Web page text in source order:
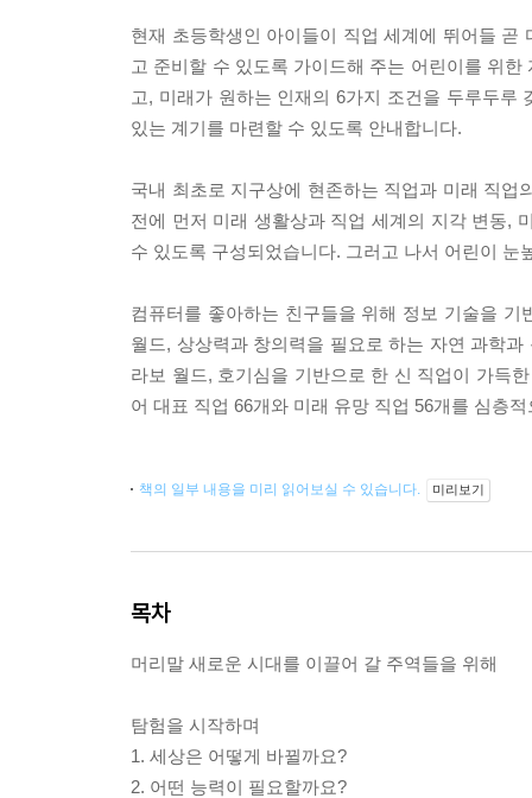
현재 초등학생인 아이들이 직업 세계에 뛰어들
고 준비할 수 있도록 가이드해 주는 어린이를 위
고, 미래가 원하는 인재의 6가지 조건을 두루두
있는 계기를 마련할 수 있도록 안내합니다.
국내 최초로 지구상에 현존하는 직업과 미래 직
전에 먼저 미래 생활상과 직업 세계의 지각 변동,
수 있도록 구성되었습니다. 그러고 나서 어린이
컴퓨터를 좋아하는 친구들을 위해 정보 기술을
월드, 상상력과 창의력을 필요로 하는 자연 과학
라보 월드, 호기심을 기반으로 한 신 직업이 가득
어 대표 직업 66개와 미래 유망 직업 56개를 심층
책의 일부 내용을 미리 읽어보실 수 있습니다. 미리보기
목차
머리말 새로운 시대를 이끌어 갈 주역들을 위해
탐험을 시작하며
1. 세상은 어떻게 바뀔까요?
2. 어떤 능력이 필요할까요?